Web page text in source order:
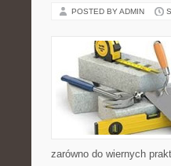
POSTED BY ADMIN
zarówno do wiernych